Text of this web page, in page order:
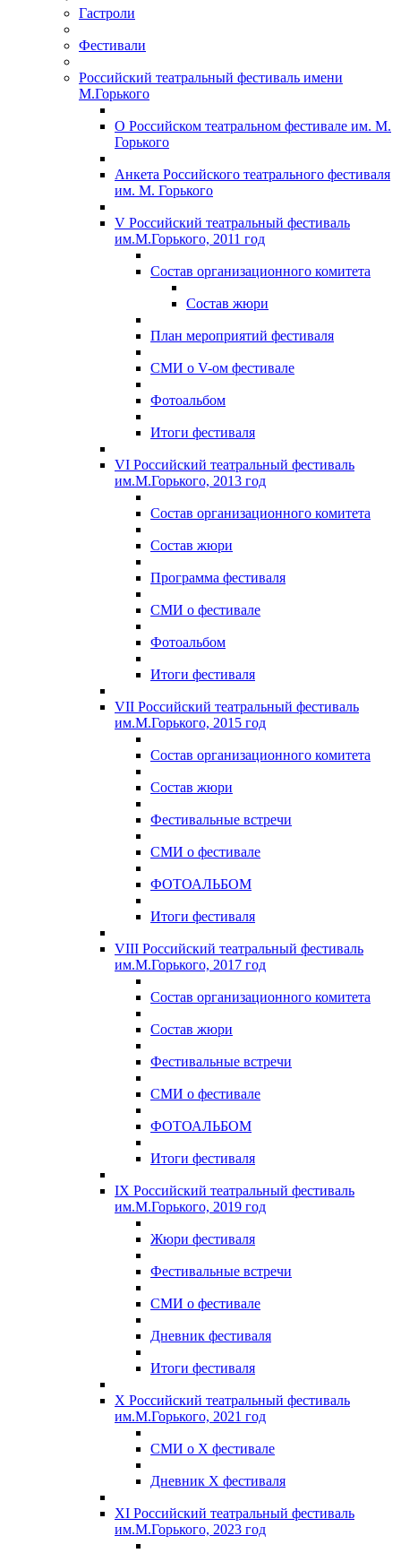
Гастроли
Фестивали
Российский театральный фестиваль имени
М.Горького
О Российском театральном фестивале им. М.
Горького
Анкета Российского театрального фестиваля
им. М. Горького
V Российский театральный фестиваль
им.М.Горького, 2011 год
Состав организационного комитета
Состав жюри
План мероприятий фестиваля
СМИ о V-ом фестивале
Фотоальбом
Итоги фестиваля
VI Российский театральный фестиваль
им.М.Горького, 2013 год
Состав организационного комитета
Состав жюри
Программа фестиваля
СМИ о фестивале
Фотоальбом
Итоги фестиваля
VII Российский театральный фестиваль
им.М.Горького, 2015 год
Состав организационного комитета
Состав жюри
Фестивальные встречи
СМИ о фестивале
ФОТОАЛЬБОМ
Итоги фестиваля
VIII Российский театральный фестиваль
им.М.Горького, 2017 год
Состав организационного комитета
Состав жюри
Фестивальные встречи
СМИ о фестивале
ФОТОАЛЬБОМ
Итоги фестиваля
IX Российский театральный фестиваль
им.М.Горького, 2019 год
Жюри фестиваля
Фестивальные встречи
СМИ о фестивале
Дневник фестиваля
Итоги фестиваля
X Российский театральный фестиваль
им.М.Горького, 2021 год
СМИ о X фестивале
Дневник X фестиваля
XI Российский театральный фестиваль
им.М.Горького, 2023 год